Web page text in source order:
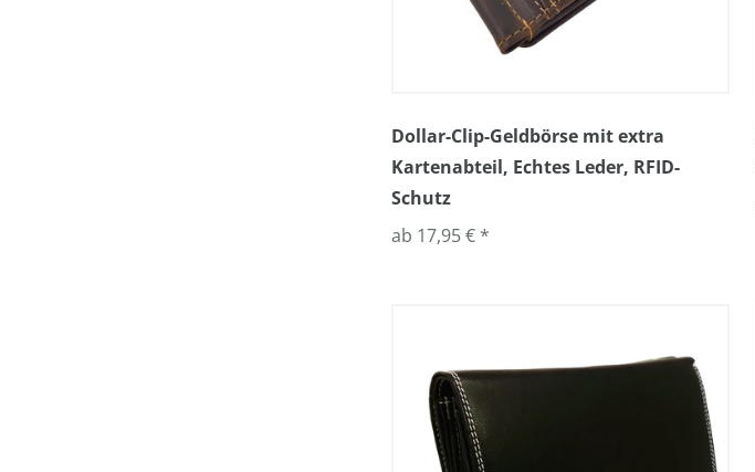
Dollar-Clip-Geldbörse mit extra
Kartenabteil, Echtes Leder, RFID-
Schutz
ab 17,95 € *